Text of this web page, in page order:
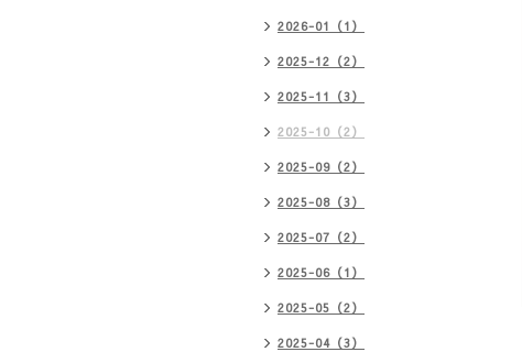
2026-01（1）
2025-12（2）
2025-11（3）
2025-10（2）
2025-09（2）
2025-08（3）
2025-07（2）
2025-06（1）
2025-05（2）
2025-04（3）